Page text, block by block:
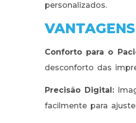
personalizados.
Conforto para o
desconforto das
Precisão Digital:
facilmente para